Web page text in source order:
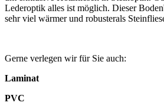
Lederoptik alles ist möglich. Dieser
sehr viel wärmer und robusterals
Gerne verlegen wir für Sie auch:
Laminat
PVC